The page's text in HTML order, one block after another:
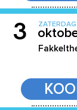
3 ZATERDAG